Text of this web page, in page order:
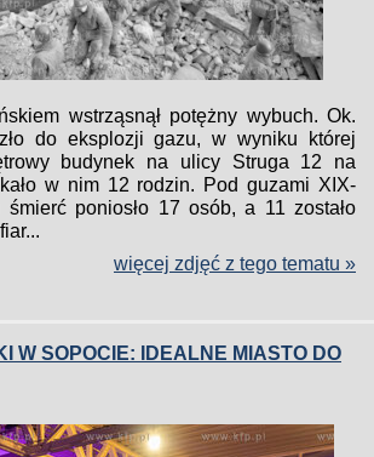
wstrząsnął potężny wybuch. Ok.
do eksplozji gazu, w wyniku której
budynek na ulicy Struga 12 na
w nim 12 rodzin. Pod guzami XIX-
poniosło 17 osób, a 11 zostało
więcej zdjęć z tego tematu »
W SOPOCIE: IDEALNE MIASTO DO